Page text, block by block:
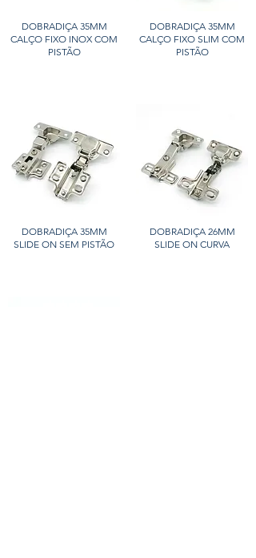
DOBRADIÇA 35MM
CALÇO FIXO INOX COM
PISTÃO
DOBRADIÇA 35MM
SLIDE ON SEM PISTÃO
DOBRADIÇA 35MM
CALÇO FIXO SLIM COM
PISTÃO
DOBRADIÇA 26MM
SLIDE ON CURVA